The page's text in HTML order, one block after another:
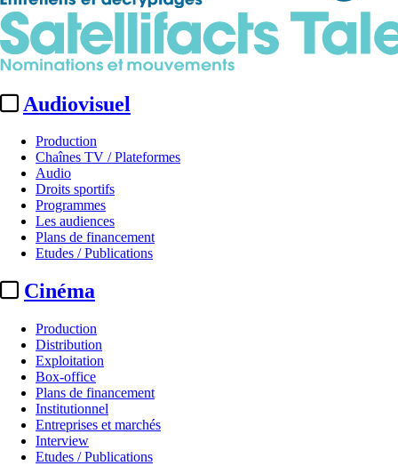
Audiovisuel
Production
Chaînes TV / Plateformes
Audio
Droits sportifs
Programmes
Les audiences
Plans de financement
Etudes / Publications
Cinéma
Production
Distribution
Exploitation
Box-office
Plans de financement
Institutionnel
Entreprises et marchés
Interview
Etudes / Publications